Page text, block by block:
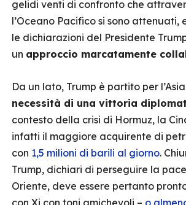
gelidi venti di confronto che
l’Oceano Pacifico si sono attenuati,
le dichiarazioni del Presidente
un approccio marcatamente
Da un lato, Trump è partito per
necessità di una vittoria
contesto della crisi di Hormuz, la
infatti il maggiore acquirente di
con 1,5 milioni di barili al giorno.
Trump, dichiari di perseguire la
Oriente, deve essere pertanto
con Xi con toni amichevoli – o